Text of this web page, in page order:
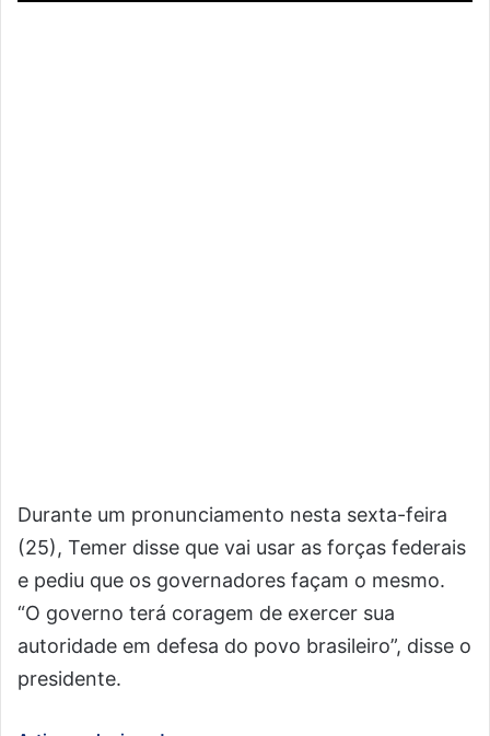
Durante um pronunciamento nesta sexta-feira
(25), Temer disse que vai usar as forças federais
e pediu que os governadores façam o mesmo.
“O governo terá coragem de exercer sua
autoridade em defesa do povo brasileiro”, disse o
presidente.